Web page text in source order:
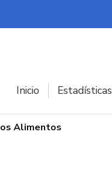
Inicio Estadísticas
Alimentos